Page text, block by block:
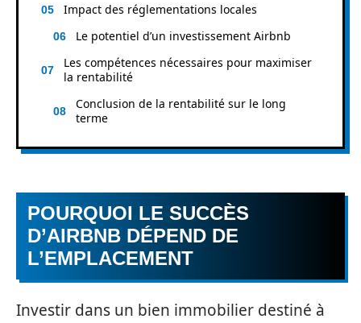
Impact des réglementations locales
Le potentiel d’un investissement Airbnb
Les compétences nécessaires pour maximiser
la rentabilité
Conclusion de la rentabilité sur le long
terme
POURQUOI LE SUCCÈS
D’AIRBNB DÉPEND DE
L’EMPLACEMENT
Investir dans un bien immobilier destiné à